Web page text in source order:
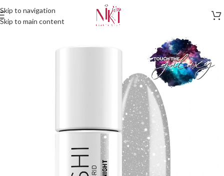
Skip to navigation
Skip to main content